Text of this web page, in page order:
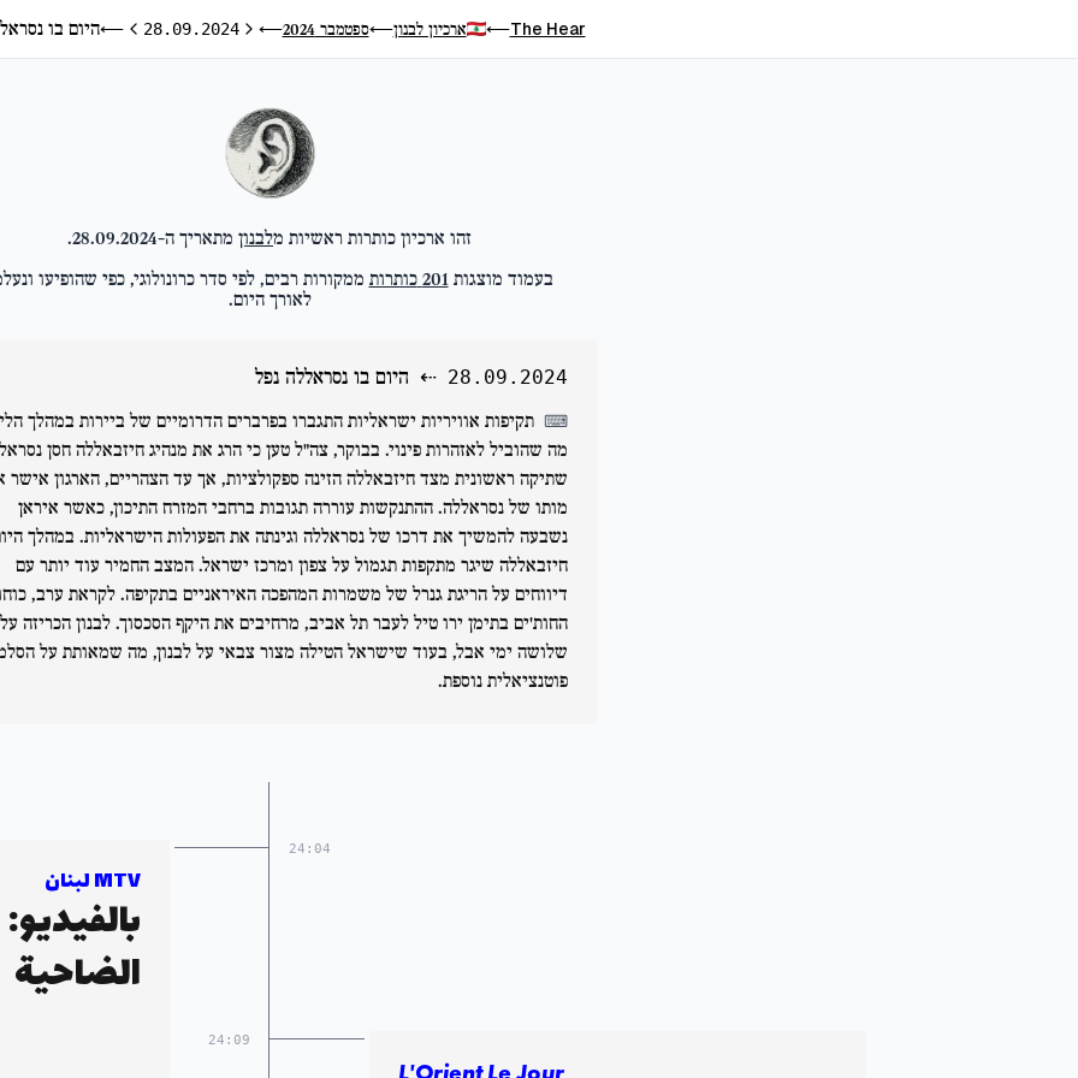
The Hear
⟵ ארכיון לבנון⟵ספטמבר 2024 ⟵היום הקודם
28.09.2024 היום הבא
⟵היום בו
זהו ארכיון כותרות ראשיות מלבנון מתאריך ה-28.09.2024
.
בעמוד מוצגות201 כותרות ממקורות רבים, לפי סדר כרונולוגי, כפי שהופיעו
לאורך היום.
28.09.2024
⇠ היום בו נסראללה נפל
⌨ תקיפות אוויריות ישראליות התגברו בפרברים הדרומיים של ביירות במהלך
מה שהוביל לאזהרות פינוי. בבוקר, צה"ל טען כי הרג את מנהיג חיזבאללה חסן
שתיקה ראשונית מצד חיזבאללה הזינה ספקולציות, אך עד הצהריים, הארגון אישר
מותו של נסראללה. ההתנקשות עוררה תגובות ברחבי המזרח התיכון, כאשר איראן
נשבעה להמשיך את דרכו של נסראללה וגינתה את הפעולות הישראליות. במהלך
חיזבאללה שיגר מתקפות תגמול על צפון ומרכז ישראל. המצב החמיר עוד יותר עם
דיווחים על הריגת גנרל של משמרות המהפכה האיראניים בתקיפה. לקראת ערב,
החות'ים בתימן ירו טיל לעבר תל אביב, מרחיבים את היקף הסכסוך. לבנון הכריזה על
שלושה ימי אבל, בעוד שישראל הטילה מצור צבאי על לבנון, מה שמאותת על
פוטנציאלית נוספת.
24:04
MTV لبنان
الضاحية
24:09